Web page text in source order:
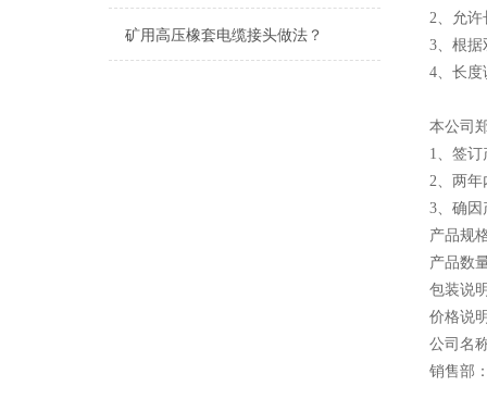
矿用高压橡套电缆接头做法？
2、允许
3、根据
4、长度
本公司
1、签
2、两年
3、确因
产品规
产品数
包装说
价格说
公司名
销售部